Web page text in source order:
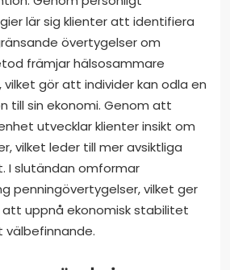
lär sig klienter att identifiera
övertygelser om
främjar hälsosammare
vilket gör att individer kan odla en
till sin ekonomi. Genom att
utvecklar klienter insikt om
vilket leder till mer avsiktliga
I slutändan omformar
penningövertygelser, vilket ger
uppnå ekonomisk stabilitet
välbefinnande.